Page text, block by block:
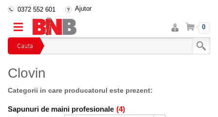
Cauta
0372 552 601 Ajutor
Intra
in
cont
Cos 0
Clovin
Categorii in care producatorul este prezent:
Sapunuri de maini profesionale (4)